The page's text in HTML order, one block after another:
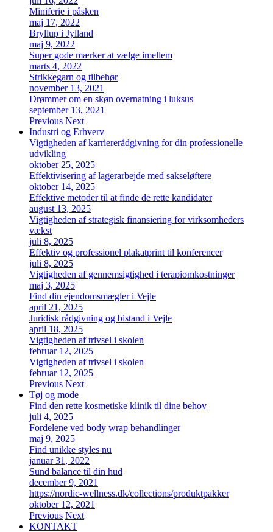
Miniferie i påsken
maj 17, 2022
Bryllup i Jylland
maj 9, 2022
Super gode mærker at vælge imellem
marts 4, 2022
Strikkegarn og tilbehør
november 13, 2021
Drømmer om en skøn overnatning i luksus
september 13, 2021
Previous Next
Industri og Erhverv
Vigtigheden af karriererådgivning for din professionelle
udvikling
oktober 25, 2025
Effektivisering af lagerarbejde med sakseløftere
oktober 14, 2025
Effektive metoder til at finde de rette kandidater
august 13, 2025
Vigtigheden af strategisk finansiering for virksomheders
vækst
juli 8, 2025
Effektiv og professionel plakatprint til konferencer
juli 8, 2025
Vigtigheden af gennemsigtighed i terapiomkostninger
maj 3, 2025
Find din ejendomsmægler i Vejle
april 21, 2025
Juridisk rådgivning og bistand i Vejle
april 18, 2025
Vigtigheden af trivsel i skolen
februar 12, 2025
Vigtigheden af trivsel i skolen
februar 12, 2025
Previous Next
Tøj og mode
Find den rette kosmetiske klinik til dine behov
juli 4, 2025
Fordelene ved body wrap behandlinger
maj 9, 2025
Find unikke styles nu
januar 31, 2022
Sund balance til din hud
december 9, 2021
https://nordic-wellness.dk/collections/produktpakker
oktober 12, 2021
Previous Next
KONTAKT